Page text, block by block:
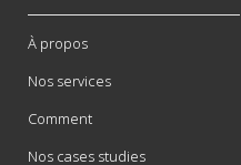
À propos
Nos services
Comment
Nos cases studies